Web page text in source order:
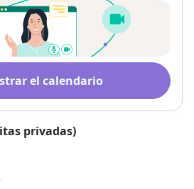
el calendario
privadas)